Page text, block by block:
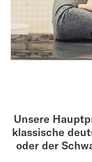
Unsere
klassische
oder der